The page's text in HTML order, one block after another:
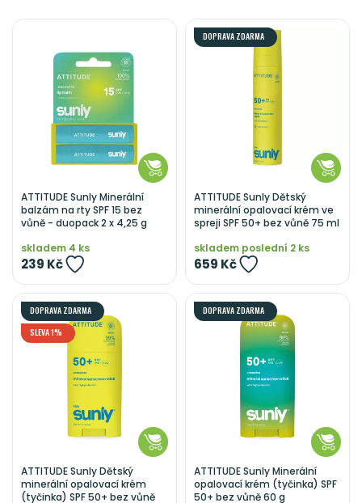
ATTITUDE Sunly Minerální
balzám na rty SPF 15 bez
vůně - duopack 2 x 4,25 g
skladem 4 ks
239 Kč
DOPRAVA ZDARMA
ATTITUDE Sunly Dětský
minerální opalovací krém ve
spreji SPF 50+ bez vůně 75 ml
skladem poslední 2 ks
659 Kč
DOPRAVA ZDARMA
SLEVA 1%
ATTITUDE Sunly Dětský
minerální opalovací krém
(tyčinka) SPF 50+ bez vůně
DOPRAVA ZDARMA
ATTITUDE Sunly Minerální
opalovací krém (tyčinka) SPF
50+ bez vůně 60 g